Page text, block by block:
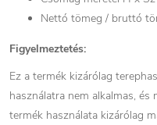
Nettó tömeg / bruttó
Figyelmeztetés:
Ez a termék kizárólag
használatra nem alkalmas,
termék használata kizárólag